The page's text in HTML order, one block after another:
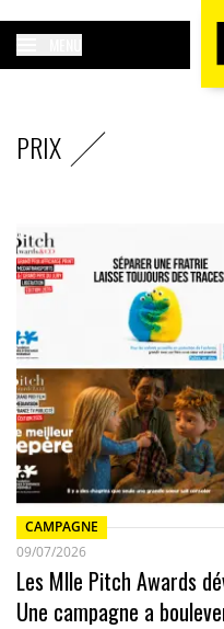
PRIX
CAMPAGNE
09/07/2026
Les Mlle Pitch Awards
Une campagne a